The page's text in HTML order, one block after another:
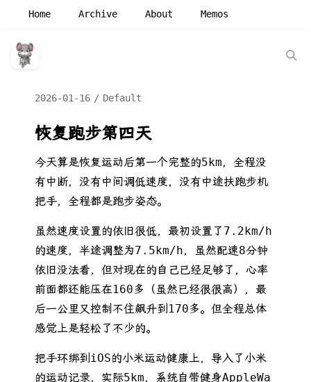
Home Archive About Memos
2026-01-16 Default
恢复跑步第四天
今天算是恢复运动后第一个完整的5km，全程没
有中断，没有中间调低速度，没有中途扶跑步机
把手，全程都是跑步姿态。
虽然速度设置的依旧很低，最初设置了7.2km/h
的速度，半途调整为7.5km/h，虽然配速8分钟
依旧没法看，但对现在的自己已经足够了，心率
前面都还能压在160多（虽然已经很很高），最
后一公里又控制不住飙升到170多。但全程总体
感觉上是轻松了不少的。
把手环绑到iOS的小米运动健康上，导入了小米
的运动记录，实际5km，系统自带健身AppleWa